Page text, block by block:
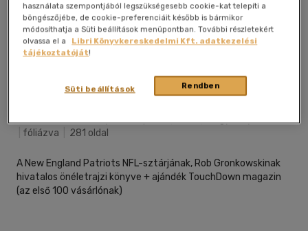
fóliázva 281 oldal
A New England Patriots NFL-sztárjának, Rob Gronkowskinak
hivatalos önéletrajzi könyve + ajándék TouchDown magazin
(az első 100 vásárlónak)
használata szempontjából legszükségesebb cookie-kat telepíti a
böngészőjébe, de cookie-preferenciáit később is bármikor
módosíthatja a Süti beállítások menüpontban. További részletekért
olvassa el a
Libri Könyvkereskedelmi Kft. adatkezelési
tájékoztatóját!
Rendben
Süti beállítások